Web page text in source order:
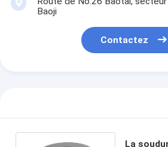
Baoji
Contactez
La